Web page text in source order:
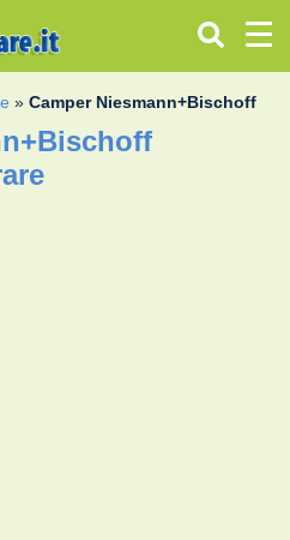
»Camper Niesmann+Bischoff